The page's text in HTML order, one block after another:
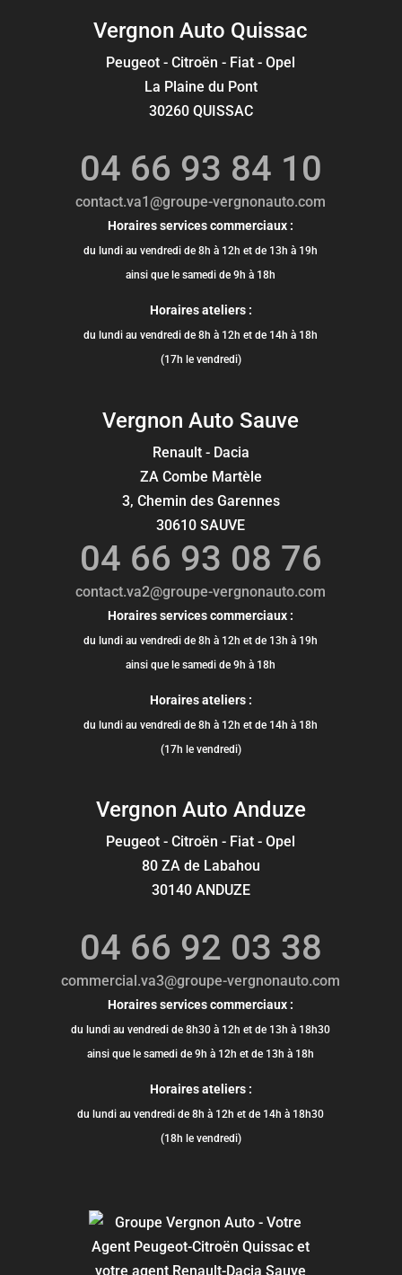
Vergnon Auto Quissac
Peugeot - Citroën - Fiat - Opel
La Plaine du Pont
30260 QUISSAC
04 66 93 84 10
contact.va1@groupe-vergnonauto.com
Horaires services commerciaux :
du lundi au vendredi de 8h à 12h et de 13h à 19h
ainsi que le samedi de 9h à 18h
Horaires ateliers :
du lundi au vendredi de 8h à 12h et de 14h à 18h
(17h le vendredi)
Vergnon Auto Sauve
Renault - Dacia
ZA Combe Martèle
3, Chemin des Garennes
30610 SAUVE
04 66 93 08 76
contact.va2@groupe-vergnonauto.com
Horaires services commerciaux :
du lundi au vendredi de 8h à 12h et de 13h à 19h
ainsi que le samedi de 9h à 18h
Horaires ateliers :
du lundi au vendredi de 8h à 12h et de 14h à 18h
(17h le vendredi)
Vergnon Auto Anduze
Peugeot - Citroën - Fiat - Opel
80 ZA de Labahou
30140 ANDUZE
04 66 92 03 38
commercial.va3@groupe-vergnonauto.com
Horaires services commerciaux :
du lundi au vendredi de 8h30 à 12h et de 13h à 18h30
ainsi que le samedi de 9h à 12h et de 13h à 18h
Horaires ateliers :
du lundi au vendredi de 8h à 12h et de 14h à 18h30
(18h le vendredi)